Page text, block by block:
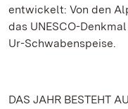
entwickelt: Von den
das UNESCO-
Ur-Schwabenspeise.
DAS JAHR BESTEHT